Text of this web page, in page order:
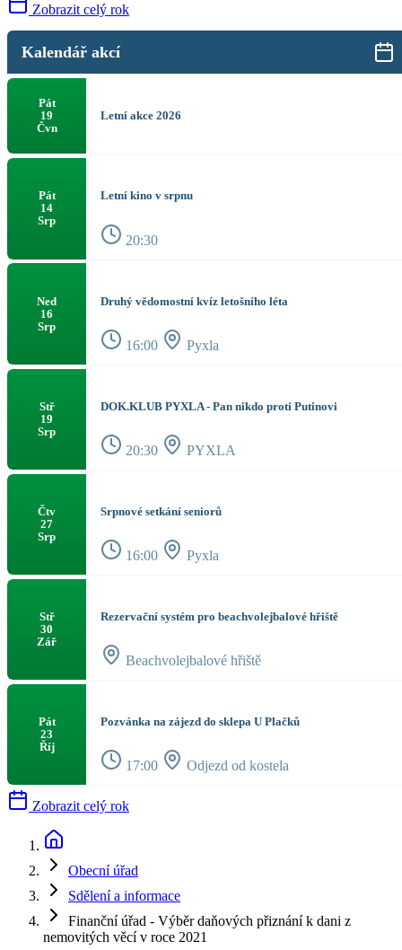
Zobrazit celý rok
Kalendář akcí
Pát
19
Čvn
Letní akce 2026
Pát
14
Srp
Letní kino v srpnu
20:30
Ned
16
Srp
Druhý vědomostní kvíz letošního léta
16:00 Pyxla
Stř
19
Srp
DOK.KLUB PYXLA - Pan nikdo proti Putinovi
20:30 PYXLA
Čtv
27
Srp
Srpnové setkání seniorů
16:00 Pyxla
Stř
30
Zář
Rezervační systém pro beachvolejbalové hřiště
Beachvolejbalové hřiště
Pát
23
Říj
Pozvánka na zájezd do sklepa U Plačků
17:00 Odjezd od kostela
Zobrazit celý rok
Obecní úřad
Sdělení a informace
Finanční úřad - Výběr daňových přiznání k dani z
nemovitých věcí v roce 2021